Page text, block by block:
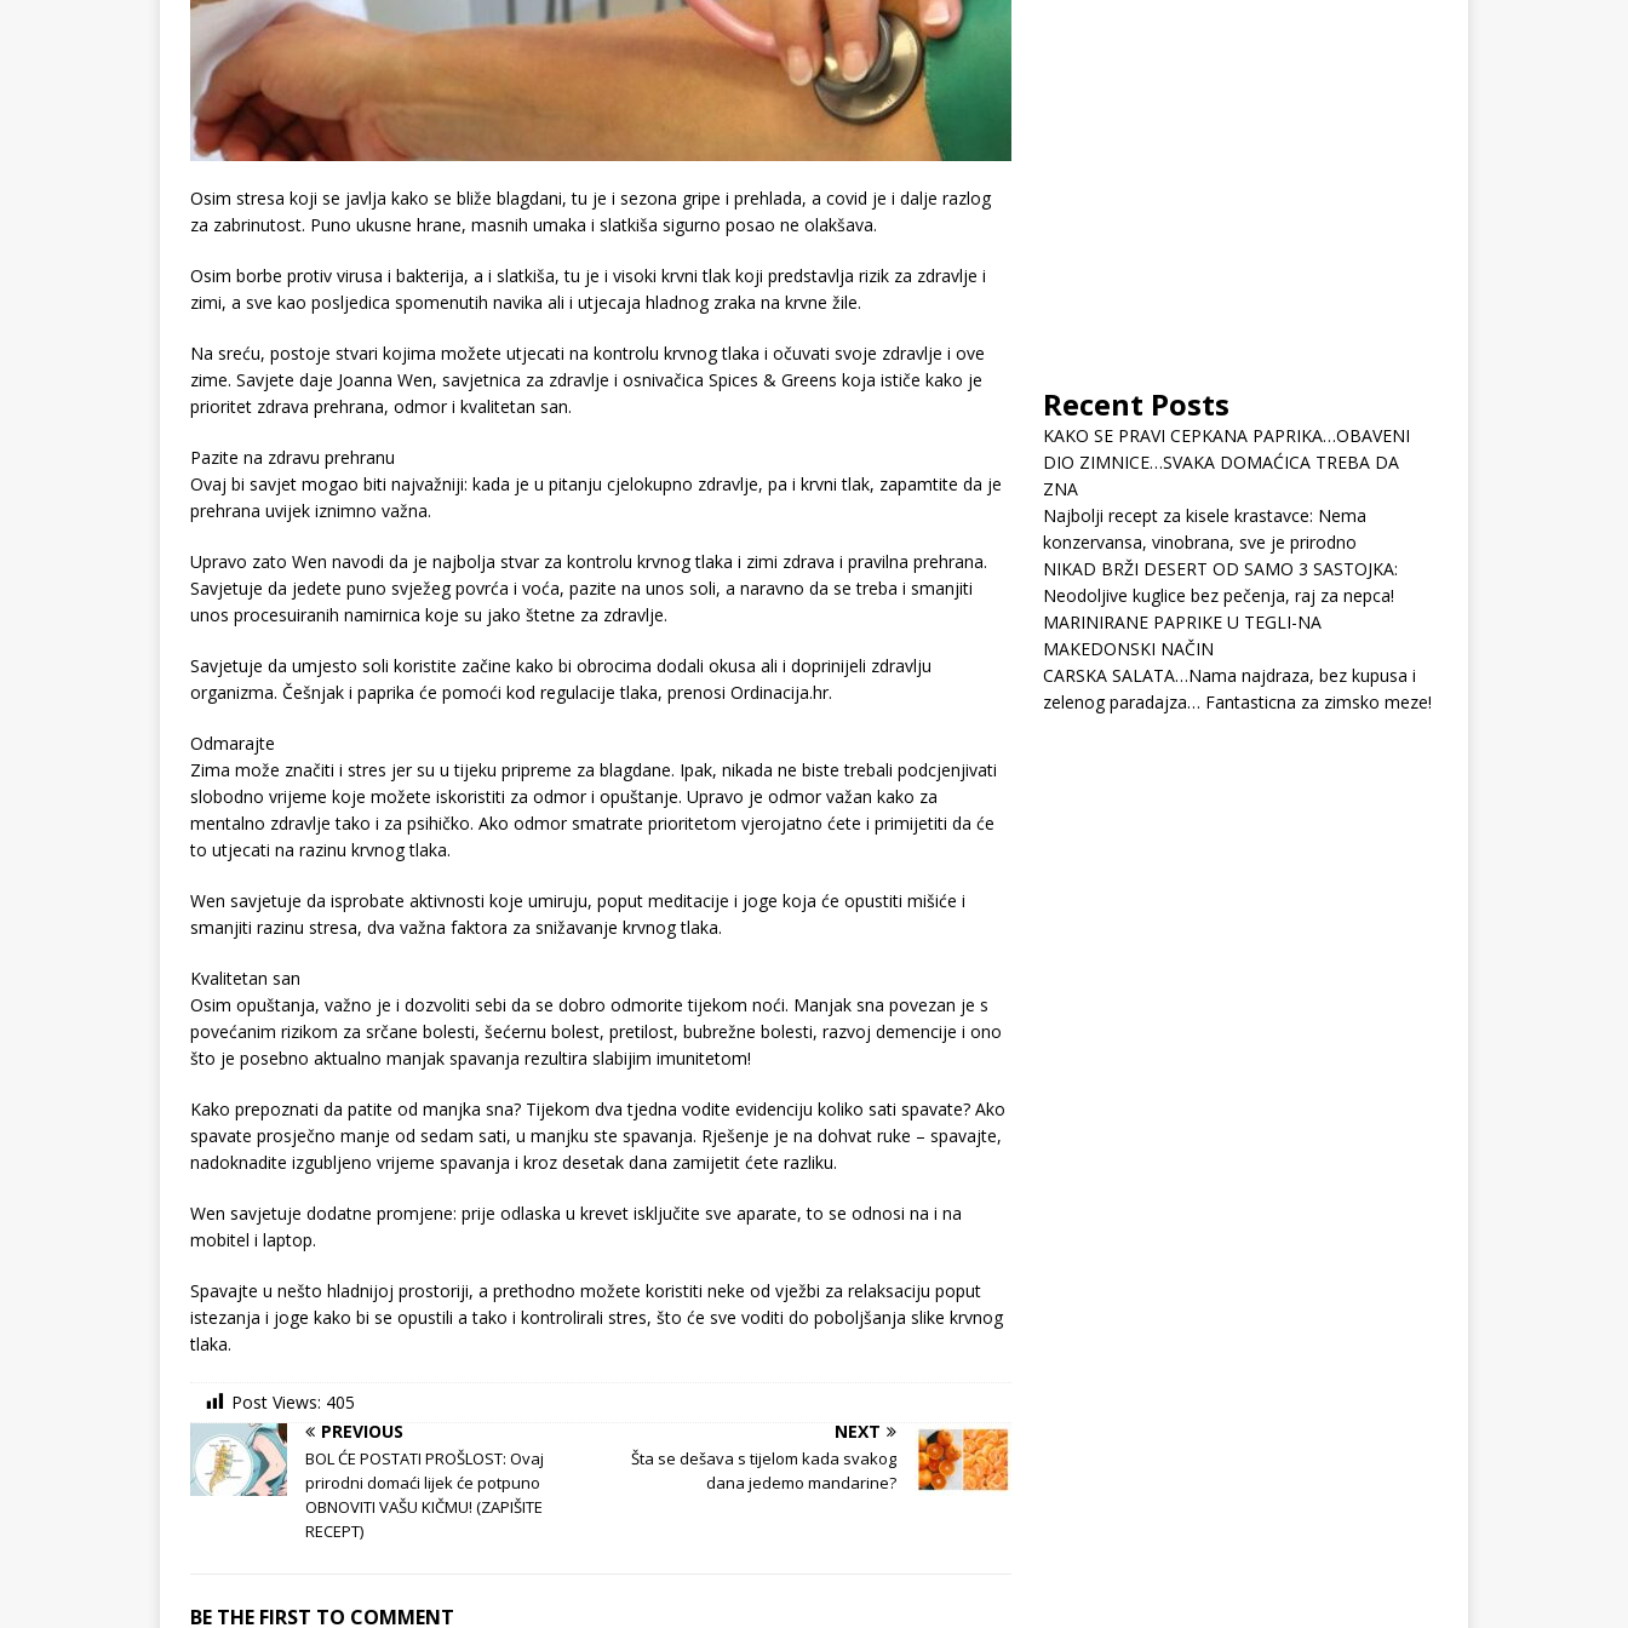
Osim stresa koji se javlja kako se bliže blagdani, tu je i sezona gripe i prehlada, a covid je i dalje razlog
za zabrinutost. Puno ukusne hrane, masnih umaka i slatkiša sigurno posao ne olakšava.
Osim borbe protiv virusa i bakterija, a i slatkiša, tu je i visoki krvni tlak koji predstavlja rizik za zdravlje i
zimi, a sve kao posljedica spomenutih navika ali i utjecaja hladnog zraka na krvne žile.
Na sreću, postoje stvari kojima možete utjecati na kontrolu krvnog tlaka i očuvati svoje zdravlje i ove
zime. Savjete daje Joanna Wen, savjetnica za zdravlje i osnivačica Spices & Greens koja ističe kako je
prioritet zdrava prehrana, odmor i kvalitetan san.
Pazite na zdravu prehranu
Ovaj bi savjet mogao biti najvažniji: kada je u pitanju cjelokupno zdravlje, pa i krvni tlak, zapamtite da je
prehrana uvijek iznimno važna.
Upravo zato Wen navodi da je najbolja stvar za kontrolu krvnog tlaka i zimi zdrava i pravilna prehrana.
Savjetuje da jedete puno svježeg povrća i voća, pazite na unos soli, a naravno da se treba i smanjiti
unos procesuiranih namirnica koje su jako štetne za zdravlje.
Savjetuje da umjesto soli koristite začine kako bi obrocima dodali okusa ali i doprinijeli zdravlju
organizma. Češnjak i paprika će pomoći kod regulacije tlaka, prenosi Ordinacija.hr.
Odmarajte
Zima može značiti i stres jer su u tijeku pripreme za blagdane. Ipak, nikada ne biste trebali podcjenjivati
slobodno vrijeme koje možete iskoristiti za odmor i opuštanje. Upravo je odmor važan kako za
mentalno zdravlje tako i za psihičko. Ako odmor smatrate prioritetom vjerojatno ćete i primijetiti da će
to utjecati na razinu krvnog tlaka.
Wen savjetuje da isprobate aktivnosti koje umiruju, poput meditacije i joge koja će opustiti mišiće i
smanjiti razinu stresa, dva važna faktora za snižavanje krvnog tlaka.
Kvalitetan san
Osim opuštanja, važno je i dozvoliti sebi da se dobro odmorite tijekom noći. Manjak sna povezan je s
povećanim rizikom za srčane bolesti, šećernu bolest, pretilost, bubrežne bolesti, razvoj demencije i ono
što je posebno aktualno manjak spavanja rezultira slabijim imunitetom!
Kako prepoznati da patite od manjka sna? Tijekom dva tjedna vodite evidenciju koliko sati spavate? Ako
spavate prosječno manje od sedam sati, u manjku ste spavanja. Rješenje je na dohvat ruke – spavajte,
nadoknadite izgubljeno vrijeme spavanja i kroz desetak dana zamijetit ćete razliku.
Wen savjetuje dodatne promjene: prije odlaska u krevet isključite sve aparate, to se odnosi na i na
mobitel i laptop.
Spavajte u nešto hladnijoj prostoriji, a prethodno možete koristiti neke od vježbi za relaksaciju poput
istezanja i joge kako bi se opustili a tako i kontrolirali stres, što će sve voditi do poboljšanja slike krvnog
tlaka.
Post Views: 405
PREVIOUS
BOL ĆE POSTATI PROŠLOST: Ovaj
prirodni domaći lijek će potpuno
OBNOVITI VAŠU KIČMU! (ZAPIŠITE
RECEPT)
NEXT
Šta se dešava s tijelom kada svakog
dana jedemo mandarine?
BE THE FIRST TO COMMENT
Recent Posts
KAKO SE PRAVI CEPKANA PAPRIKA…OBAVENI
DIO ZIMNICE…SVAKA DOMAĆICA TREBA DA
ZNA
Najbolji recept za kisele krastavce: Nema
konzervansa, vinobrana, sve je prirodno
NIKAD BRŽI DESERT OD SAMO 3 SASTOJKA:
Neodoljive kuglice bez pečenja, raj za nepca!
MARINIRANE PAPRIKE U TEGLI-NA
MAKEDONSKI NAČIN
CARSKA SALATA…Nama najdraza, bez kupusa i
zelenog paradajza… Fantasticna za zimsko meze!